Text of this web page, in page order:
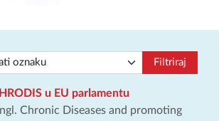
Filtriraj
u EU parlamentu
Chronic Diseases and promoting